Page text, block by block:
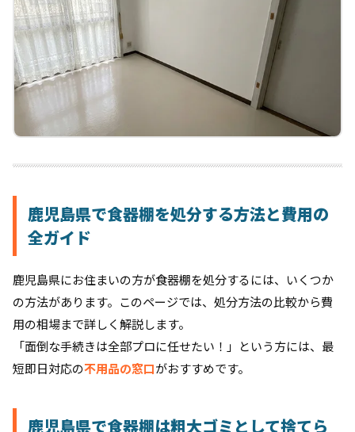
鹿児島県で食器棚を処分する方法と費用の
全ガイド
鹿児島県にお住まいの方が食器棚を処分するには、いくつか
の方法があります。このページでは、処分方法の比較から費
用の相場まで詳しく解説します。
「面倒な手続きは全部プロに任せたい！」という方には、最
短即日対応の不用品の窓口がおすすめです。
鹿児島県で食器棚は粗大ゴミとして捨てら